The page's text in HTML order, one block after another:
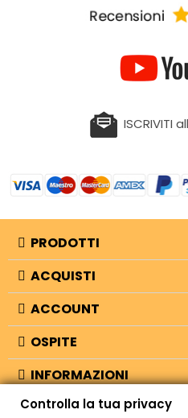
ISCRIVITI
PRODOTTI
ACQUISTI
ACCOUNT
OSPITE
INFORMAZIONI
NEGOZIO
Controlla la tua privacy